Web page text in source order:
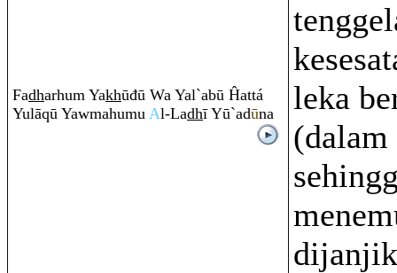
Fadharhum Yakhūđū Wa Yal`abū Ĥattá
Yulāqū Yawmahumu Al-Ladhī Yū`adūna
leka